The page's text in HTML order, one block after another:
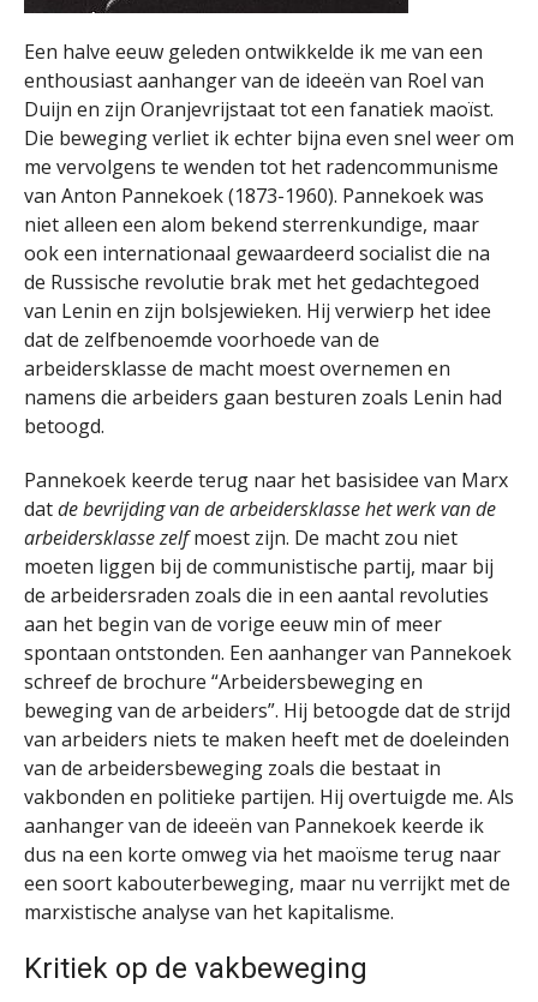
Een halve eeuw geleden ontwikkelde ik me van een
enthousiast aanhanger van de ideeën van Roel van
Duijn en zijn Oranjevrijstaat tot een fanatiek maoïst.
Die beweging verliet ik echter bijna even snel weer om
me vervolgens te wenden tot het radencommunisme
van Anton Pannekoek (1873-1960). Pannekoek was
niet alleen een alom bekend sterrenkundige, maar
ook een internationaal gewaardeerd socialist die na
de Russische revolutie brak met het gedachtegoed
van Lenin en zijn bolsjewieken. Hij verwierp het idee
dat de zelfbenoemde voorhoede van de
arbeidersklasse de macht moest overnemen en
namens die arbeiders gaan besturen zoals Lenin had
betoogd.
Pannekoek keerde terug naar het basisidee van Marx
datde bevrijding van de arbeidersklasse het werk van de
arbeidersklasse zelfmoest zijn. De macht zou niet
moeten liggen bij de communistische partij, maar bij
de arbeidersraden zoals die in een aantal revoluties
aan het begin van de vorige eeuw min of meer
spontaan ontstonden. Een aanhanger van Pannekoek
schreef de brochure “Arbeidersbeweging en
beweging van de arbeiders”. Hij betoogde dat de strijd
van arbeiders niets te maken heeft met de doeleinden
van de arbeidersbeweging zoals die bestaat in
vakbonden en politieke partijen. Hij overtuigde me. Als
aanhanger van de ideeën van Pannekoek keerde ik
dus na een korte omweg via het maoïsme terug naar
een soort kabouterbeweging, maar nu verrijkt met de
marxistische analyse van het kapitalisme.
Kritiek op de vakbeweging